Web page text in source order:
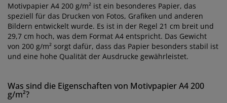
Motivpapier A4 200 g/m² ist ein besonderes Papier, das
speziell für das Drucken von Fotos, Grafiken und anderen
Bildern entwickelt wurde. Es ist in der Regel 21 cm breit und
29,7 cm hoch, was dem Format A4 entspricht. Das Gewicht
von 200 g/m² sorgt dafür, dass das Papier besonders stabil ist
und eine hohe Qualität der Ausdrucke gewährleistet.
Was sind die Eigenschaften von Motivpapier A4 200
g/m²?